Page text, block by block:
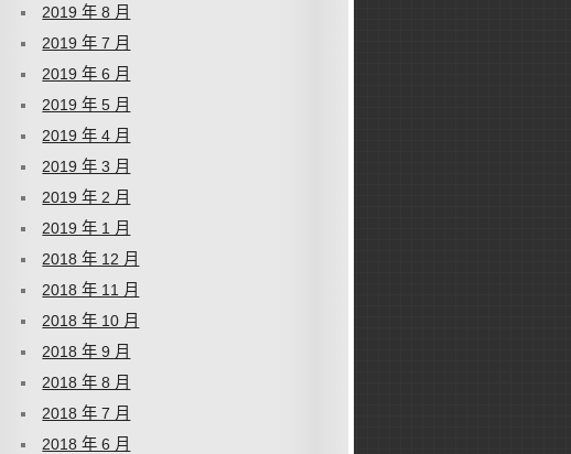
2019 年 8 月
2019 年 7 月
2019 年 6 月
2019 年 5 月
2019 年 4 月
2019 年 3 月
2019 年 2 月
2019 年 1 月
2018 年 12 月
2018 年 11 月
2018 年 10 月
2018 年 9 月
2018 年 8 月
2018 年 7 月
2018 年 6 月